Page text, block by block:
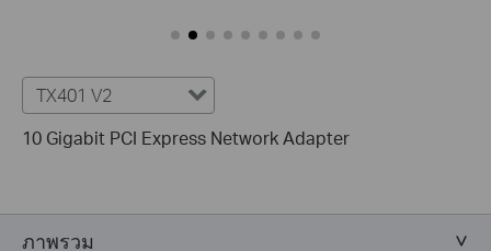
TX401 V2
10 Gigabit PCI Express Network Adapter
ภาพรวม